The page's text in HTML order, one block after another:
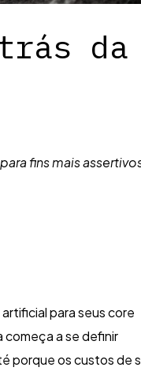
da
fins mais
para seus core
começa a se definir
porque os custos de